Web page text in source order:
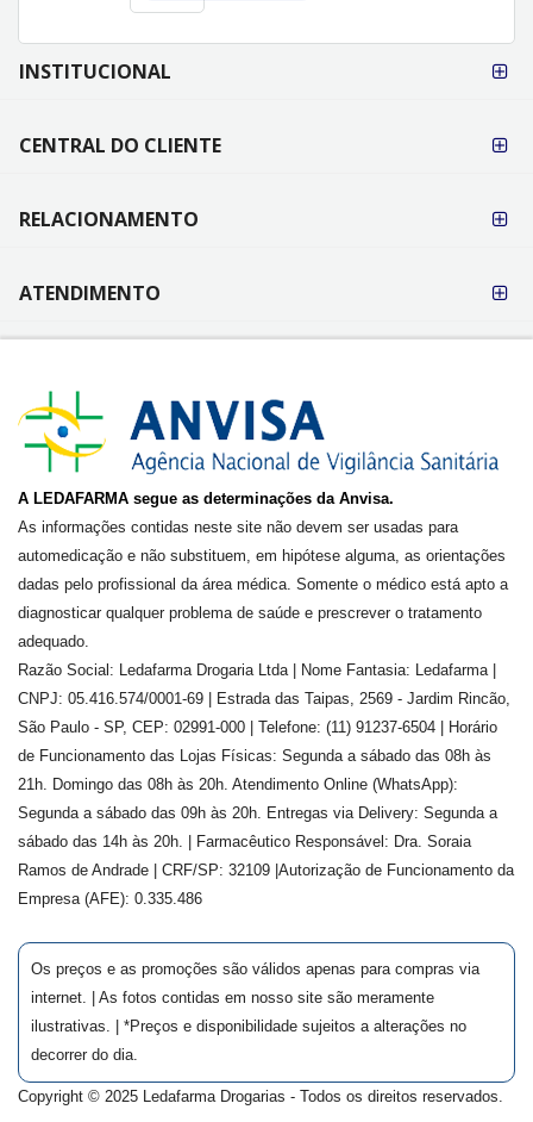
FORMAS DE
PAGAMENTO
INSTITUCIONAL
CENTRAL DO CLIENTE
RELACIONAMENTO
ATENDIMENTO
A LEDAFARMA segue as determinações da Anvisa.
As informações contidas neste site não devem ser usadas para
automedicação e não substituem, em hipótese alguma, as orientações
dadas pelo profissional da área médica. Somente o médico está apto a
diagnosticar qualquer problema de saúde e prescrever o tratamento
adequado.
Razão Social: Ledafarma Drogaria Ltda | Nome Fantasia: Ledafarma |
CNPJ: 05.416.574/0001-69 | Estrada das Taipas, 2569 - Jardim Rincão,
São Paulo - SP, CEP: 02991-000 | Telefone: (11) 91237-6504 | Horário
de Funcionamento das Lojas Físicas: Segunda a sábado das 08h às
21h. Domingo das 08h às 20h. Atendimento Online (WhatsApp):
Segunda a sábado das 09h às 20h. Entregas via Delivery: Segunda a
sábado das 14h às 20h. | Farmacêutico Responsável: Dra. Soraia
Ramos de Andrade
| CRF/SP: 32109 |Autorização de Funcionamento da
Empresa (AFE): 0.335.486
Os preços e as promoções são válidos apenas para compras via
internet. | As fotos contidas em nosso site são meramente
ilustrativas. | *Preços e disponibilidade sujeitos a alterações no
decorrer do dia.
Copyright © 2025 Ledafarma Drogarias - Todos os direitos reservados.